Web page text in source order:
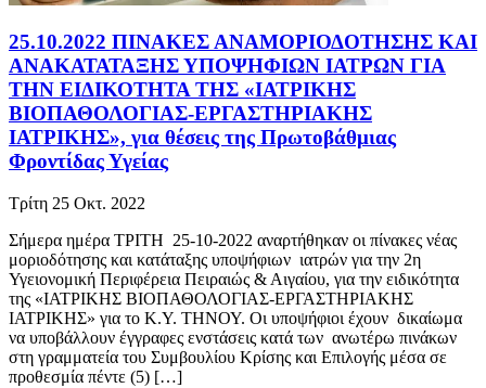
25.10.2022 ΠΙΝΑΚΕΣ ΑΝΑΜΟΡΙΟΔΟΤΗΣΗΣ ΚΑΙ
ΑΝΑΚΑΤΑΤΑΞΗΣ ΥΠΟΨΗΦΙΩΝ ΙΑΤΡΩΝ ΓΙΑ
ΤΗΝ ΕΙΔΙΚΟΤΗΤΑ ΤΗΣ «ΙΑΤΡΙΚΗΣ
ΒΙΟΠΑΘΟΛΟΓΙΑΣ-ΕΡΓΑΣΤΗΡΙΑΚΗΣ
ΙΑΤΡΙΚΗΣ», για θέσεις της Πρωτοβάθμιας
Φροντίδας Υγείας
Τρίτη 25 Οκτ. 2022
Σήμερα ημέρα ΤΡΙΤΗ 25-10-2022 αναρτήθηκαν οι πίνακες νέας
μοριοδότησης και κατάταξης υποψήφιων ιατρών για την 2η
Υγειονομική Περιφέρεια Πειραιώς & Αιγαίου, για την ειδικότητα
της «ΙΑΤΡΙΚΗΣ ΒΙΟΠΑΘΟΛΟΓΙΑΣ-ΕΡΓΑΣΤΗΡΙΑΚΗΣ
ΙΑΤΡΙΚΗΣ» για το Κ.Υ. ΤΗΝΟΥ. Οι υποψήφιοι έχουν δικαίωμα
να υποβάλλουν έγγραφες ενστάσεις κατά των ανωτέρω πινάκων
στη γραμματεία του Συμβουλίου Κρίσης και Επιλογής μέσα σε
προθεσμία πέντε (5) […]